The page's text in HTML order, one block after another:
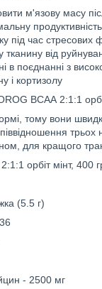
м'язову масу
під час стресових
від
в поєднанні з
і кортизолу
ВСАА 2:1:1
тому вони
для кращого
орбіт мінт, 400
(5.5 г)
- 2500 мг